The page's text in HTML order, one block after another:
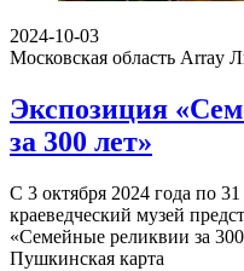
2024-10-03
Московская область Array
Экспозиция
за 300 лет»
С 3 октября 2024 года по
краеведческий музей
«Семейные реликвии за
Пушкинская карта